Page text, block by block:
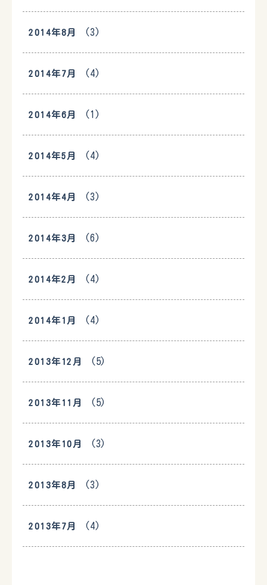
2014年8月 (3)
2014年7月 (4)
2014年6月 (1)
2014年5月 (4)
2014年4月 (3)
2014年3月 (6)
2014年2月 (4)
2014年1月 (4)
2013年12月 (5)
2013年11月 (5)
2013年10月 (3)
2013年8月 (3)
2013年7月 (4)